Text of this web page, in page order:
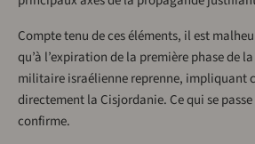
Compte tenu de ces éléments, il est
qu’à l’expiration de la première phase de
militaire israélienne reprenne, impliquant
directement la Cisjordanie. Ce qui se
confirme.